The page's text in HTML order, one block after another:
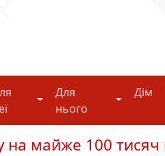
Для неї
Для
нього
Для нього
Дім
майже 100 тисяч